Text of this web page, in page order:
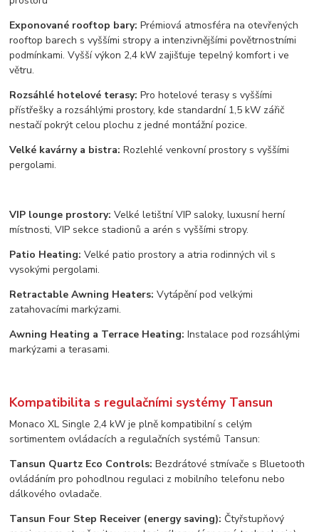
Exponované rooftop bary: Prémiová atmosféra na otevřených
rooftop barech s vyššími stropy a intenzivnějšími povětrnostními
podmínkami. Vyšší výkon 2,4 kW zajišťuje tepelný komfort i ve
větru.
Rozsáhlé hotelové terasy: Pro hotelové terasy s vyššími
přístřešky a rozsáhlými prostory, kde standardní 1,5 kW zářič
nestačí pokrýt celou plochu z jedné montážní pozice.
Velké kavárny a bistra: Rozlehlé venkovní prostory s vyššími
pergolami.
VIP lounge prostory: Velké letištní VIP saloky, luxusní herní
místnosti, VIP sekce stadionů a arén s vyššími stropy.
Patio Heating: Velké patio prostory a atria rodinných vil s
vysokými pergolami.
Retractable Awning Heaters: Vytápění pod velkými
zatahovacími markýzami.
Awning Heating a Terrace Heating: Instalace pod rozsáhlými
markýzami a terasami.
Kompatibilita s regulačními systémy Tansun
Monaco XL Single 2,4 kW je plně kompatibilní s celým
sortimentem ovládacích a regulačních systémů Tansun:
Tansun Quartz Eco Controls: Bezdrátové stmívače s Bluetooth
ovládáním pro pohodlnou regulaci z mobilního telefonu nebo
dálkového ovladače.
Tansun Four Step Receiver (energy saving): Čtyřstupňový